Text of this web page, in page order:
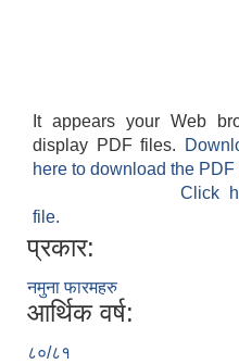
It appears your Web
display PDF files.
here to download the PDF
Click
file.
प्रकार:
नमुना फारमहरु
आर्थिक वर्ष:
८०/८१